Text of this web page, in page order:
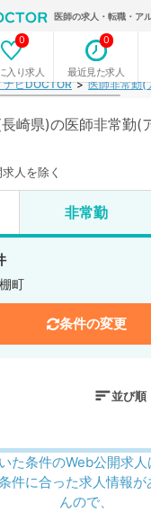
医師の求人・転職・ア
入り求人
0
最近見た求人
0
ナビDOCTOR 医師非常勤(
崎県)の医師非常勤(
人を除く
非常勤
町
条件の変更
並び順
た条件のWeb公開求
件に合った求人情報
んので、